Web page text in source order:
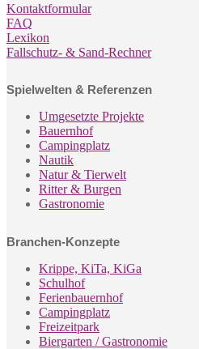
Kontaktformular
FAQ
Lexikon
Fallschutz- & Sand-Rechner
Spielwelten & Referenzen
Umgesetzte Projekte
Bauernhof
Campingplatz
Nautik
Natur & Tierwelt
Ritter & Burgen
Gastronomie
Branchen-Konzepte
Krippe, KiTa, KiGa
Schulhof
Ferienbauernhof
Campingplatz
Freizeitpark
Biergarten / Gastronomie